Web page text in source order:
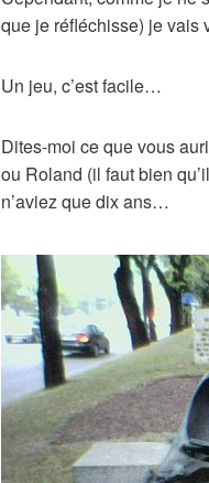
que je réfléchisse) je
Un jeu, c’est facile…
Dites-moi ce que vous
ou Roland (il faut bien
n’aviez que dix ans…